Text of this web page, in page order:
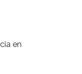
en